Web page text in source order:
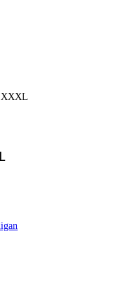
XXXL